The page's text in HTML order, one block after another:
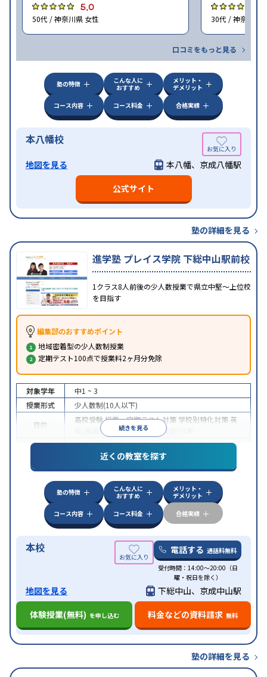
5.0
50代 / 神奈川県 女性 30代 / 神奈川県
口コミをもっと見る
塾の特徴
こんな人に
おすすめ
メリット・
デメリット
コース内容
コース料金 合格実績
本八幡校
地図を見る
本八幡、京成八幡駅
公式サイト
塾の詳細を見る
進学塾 プレイス学院 下総中山駅前校
1クラス8人前後の少人数授業で県立中堅～上位校
を目指す
編集部のおすすめポイント
地域密着型の少人数制授業
定期テスト100点で授業料2ヶ月分免除
続きを見る
対象学年
中1 ~ 3
授業形式
少人数制(10人以下)
目的
高校受験授業・定期テスト対策 学校別特化対策 英
検(英語検定)対策漢検(漢字検定)対策
特徴
入塾に学力基準あり授業の振替可能
近くの教室を探す
塾の特徴
こんな人に
おすすめ
メリット・
デメリット
コース内容
コース料金 合格実績
本校 電話する 通話料無料
受付時間：14:00～20:00（日
曜・祝日を除く）
地図を見る
下総中山、京成中山駅
体験授業(無料) を申し込む 料金などの資料請求 無料
塾の詳細を見る